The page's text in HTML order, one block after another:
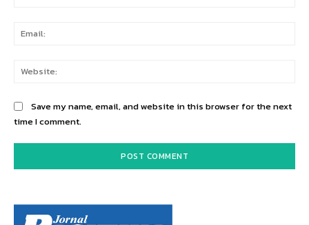
Save my name, email, and website in this browser for the next
time I comment.